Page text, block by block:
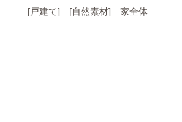
[戸建て] [自然素材] 家全体